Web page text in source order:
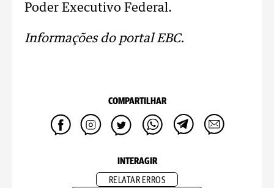
Poder Executivo Federal.
Informações do portal EBC.
COMPARTILHAR
INTERAGIR
RELATAR ERROS